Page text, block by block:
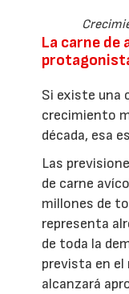
La carne de
Si existe una
crecimiento
década, esa
Las
de carne
millones de
representa
de toda la
prevista en el
alcanzará